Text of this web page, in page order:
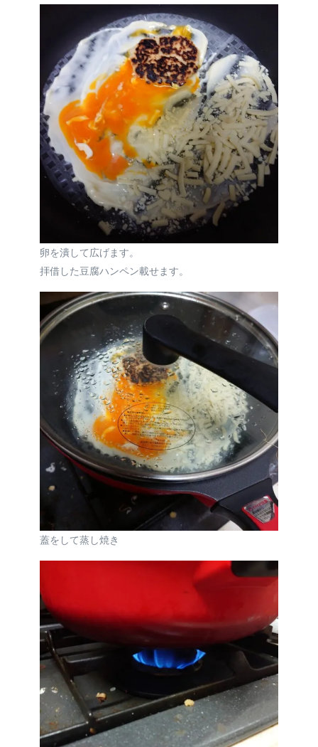
卵を潰して広げます。
拝借した豆腐ハンペン載せます。
蓋をして蒸し焼き